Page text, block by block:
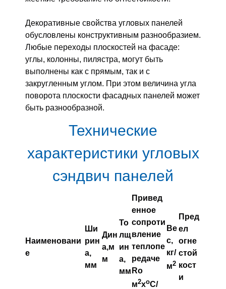
Декоративные свойства угловых панелей
обусловлены конструктивным разнообразием.
Любые переходы плоскостей на фасаде:
углы, колонны, пилястра, могут быть
выполнены как с прямым, так и с
закругленным углом. При этом величина угла
поворота плоскости фасадных панелей может
быть разнообразной.
Технические
характеристики угловых
сэндвич панелей
Наименовани
е
Ши
рин
а,
мм
Дин
а,м
м
То
лщ
ин
а,
мм
Привед
енное
сопроти
вление
теплопе
редаче
Ro
м2хоС/
Ве
с,
кг/
м2
Пред
ел
огне
стой
кост
и